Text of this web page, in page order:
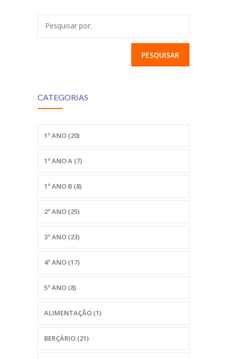
Pesquisar por:
CATEGORIAS
1º ANO (20)
1º ANO A (7)
1º ANO B (8)
2º ANO (25)
3º ANO (23)
4º ANO (17)
5º ANO (8)
ALIMENTAÇÃO (1)
BERÇÁRIO (21)